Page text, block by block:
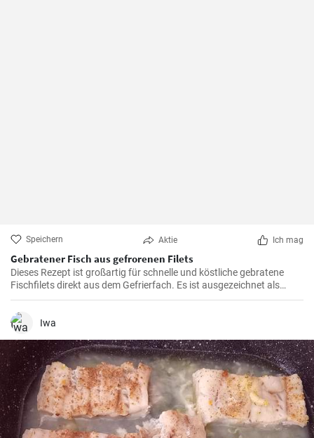
Speichern Aktie Ich mag
Gebratener Fisch aus gefrorenen Filets
Dieses Rezept ist großartig für schnelle und köstliche gebratene
Fischfilets direkt aus dem Gefrierfach. Es ist ausgezeichnet als
Hauptgericht mit einem Gemüsebeilage.
Iwa